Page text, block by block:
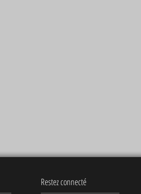
Restez connecté